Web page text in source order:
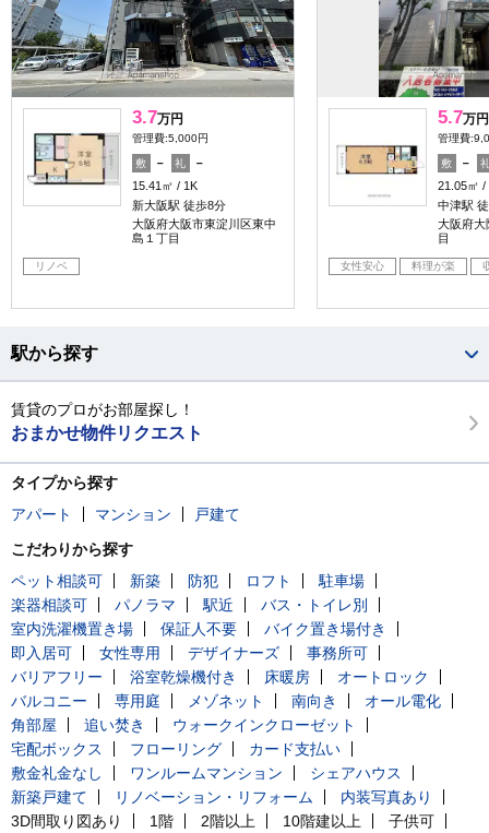
3.7万円
管理費:5,000円
敷 － 礼
－
15.41㎡
1K
新大阪駅 徒歩8分
大阪府大阪市東淀川区東中
島１丁目
リノベ
5.7万円
管理費
敷 －
21.05㎡
中津駅
大阪府大
目
女性安心 料理が楽
駅から探す
賃貸のプロがお部屋探し！
おまかせ物件リクエスト
タイプから探す
アパート
マンション
戸建て
こだわりから探す
ペット相談可
新築 防犯 ロフト
駐車場
楽器相談可
パノラマ 駅近
バス・トイレ別
室内洗濯機置き場
保証人不要
バイク置き場付き
即入居可
女性専用 デザイナーズ
事務所可
バリアフリー
浴室乾燥機付き 床暖房
オートロック
バルコニー
専用庭 メゾネット 南向き
オール電化
角部屋
追い焚き
ウォークインクローゼット
宅配ボックス
フローリング
カード支払い
敷金礼金なし
ワンルームマンション
シェアハウス
新築戸建て
リノベーション・リフォーム
内装写真あり
3D間取り図あり
1階 2階以上 10階建以上
子供可